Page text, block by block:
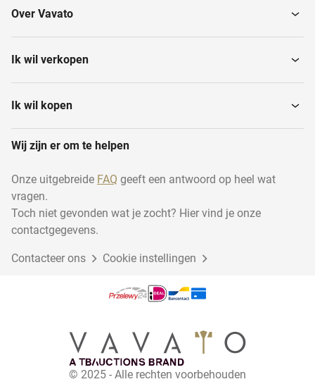
Over Vavato
Ik wil verkopen
Ik wil kopen
Wij zijn er om te helpen
Onze uitgebreide FAQ geeft een antwoord op heel wat
vragen.
Toch niet gevonden wat je zocht? Hier vind je onze
contactgegevens.
Contacteer ons Cookie instellingen
© 2025 - Alle rechten voorbehouden